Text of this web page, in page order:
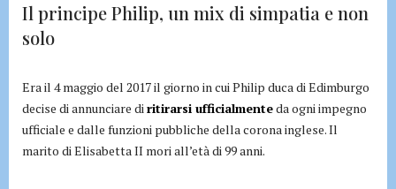
Il principe Philip, un mix di simpatia e non
solo
Era il 4 maggio del 2017 il giorno in cui Philip duca di Edimburgo
decise di annunciare diritirarsi ufficialmenteda ogni impegno
ufficiale e dalle funzioni pubbliche della corona inglese. Il
marito di Elisabetta II mori all’età di 99 anni.